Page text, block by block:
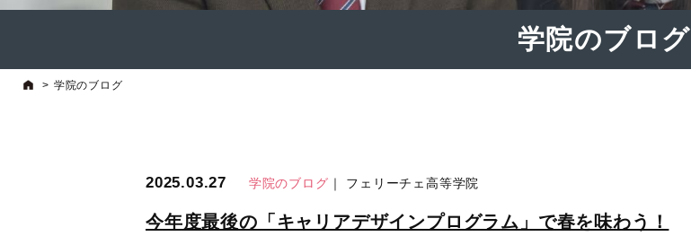
学院のブログ
> 学院のブログ
2025.03.27 学院のブログ ｜ フェリーチェ高等学院
今年度最後の「キャリアデザインプログラム」で春を味わう！